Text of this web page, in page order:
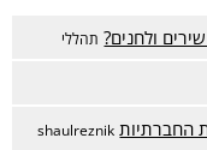
ולחנים? תהללי
החברתיות shaulreznik